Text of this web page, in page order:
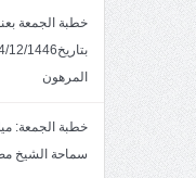
المرهون
سماحة الشيخ